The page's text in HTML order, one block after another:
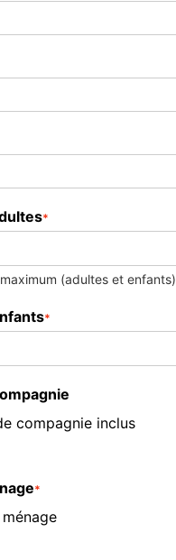
*
(adultes et enfants)
*
compagnie inclus
*